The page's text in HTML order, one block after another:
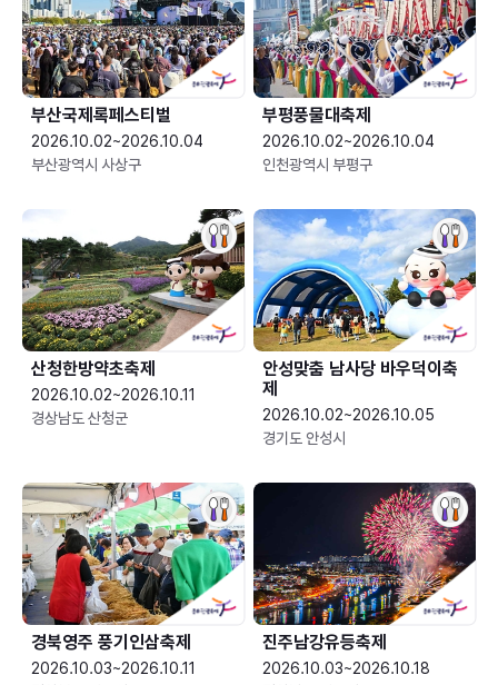
부산국제록페스티벌
2026.10.02~2026.10.04
부산광역시 사상구
부평풍물대축제
2026.10.02~2026.10.04
인천광역시 부평구
산청한방약초축제
2026.10.02~2026.10.11
경상남도 산청군
안성맞춤 남사당 바우덕이축
제
2026.10.02~2026.10.05
경기도 안성시
경북영주 풍기인삼축제
2026.10.03~2026.10.11
진주남강유등축제
2026.10.03~2026.10.18